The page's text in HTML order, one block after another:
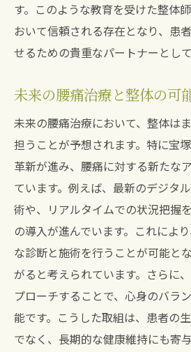
す。このような教育を受けた整体
おいて信頼される存在となり、患
せるための貴重なパートナーとし
未来の腰痛治療と整体の可
未来の腰痛治療において、整体は
担うことが予想されます。特に宝
革新が進み、腰痛に対する新たな
ています。例えば、最新のデジタ
術や、リアルタイムでの状況把握
の導入が進んでいます。これによ
な診断と施術を行うことが可能と
がると考えられています。さらに
プローチすることで、心身のバラ
能です。こうした取組は、患者の
でなく、長期的な健康維持にも寄